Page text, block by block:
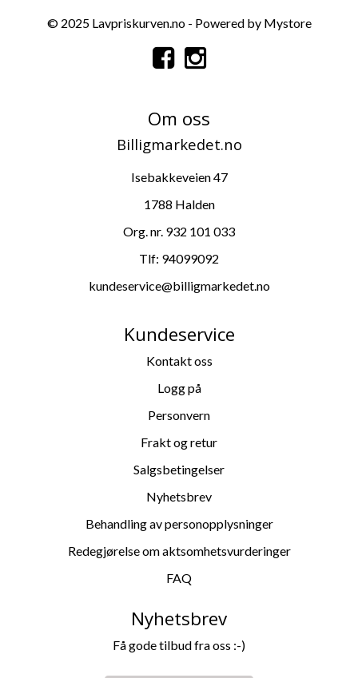
© 2025 Lavpriskurven.no - Powered by Mystore
Om oss
Billigmarkedet.no
Isebakkeveien 47
1788 Halden
Org. nr. 932 101 033
Tlf: 94099092
kundeservice@billigmarkedet.no
Kundeservice
Kontakt oss
Logg på
Personvern
Frakt og retur
Salgsbetingelser
Nyhetsbrev
Behandling av personopplysninger
Redegjørelse om aktsomhetsvurderinger
FAQ
Nyhetsbrev
Få gode tilbud fra oss :-)